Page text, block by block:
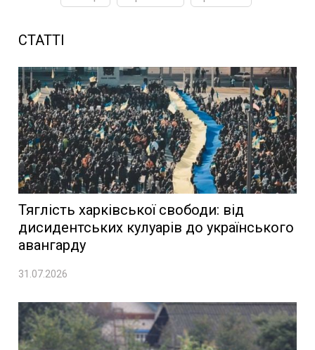
СТАТТІ
Тяглість харківської свободи: від
дисидентських кулуарів до українського
авангарду
31.07.2026